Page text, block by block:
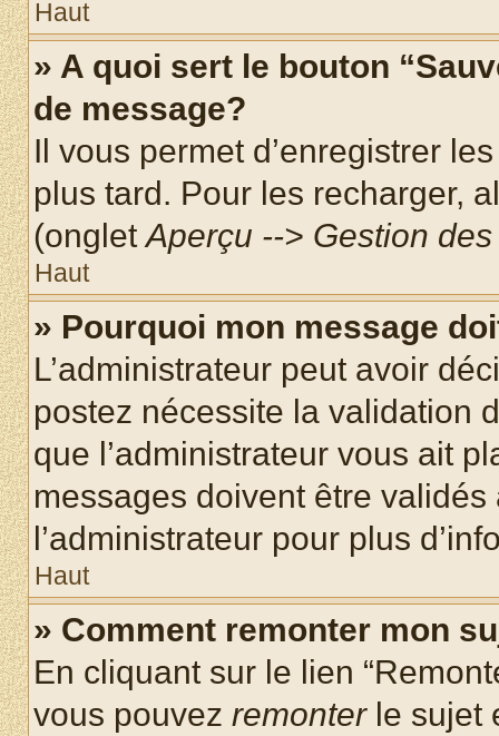
Haut
» A quoi sert le bouton
de message?
Il vous permet d’enregistrer
plus tard. Pour les recharger,
(ongletAperçu --> Gestion
Haut
» Pourquoi mon message
L’administrateur peut avoir
postez nécessite la validation
que l’administrateur vous ait
messages doivent être validés
l’administrateur pour plus
Haut
» Comment remonter mon
En cliquant sur le lien
vous pouvez remonterle sujet